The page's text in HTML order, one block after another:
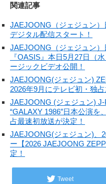
関連記事
JAEJOONG（ジェジュン）
デジタル配信スタート！
JAEJOONG（ジェジュン
『OASIS』本日5月27日（
ージックビデオ公開！
JAEJOONG(ジェジュン)
2026年9月にテレビ初・独
JAEJOONG (ジェジュン) J-
“GALAXY 1986″日本公演を
占最速初放送が決定！
JAEJOONG(ジェジュン)、
ー【2026 JAEJOONG
定！
Tweet